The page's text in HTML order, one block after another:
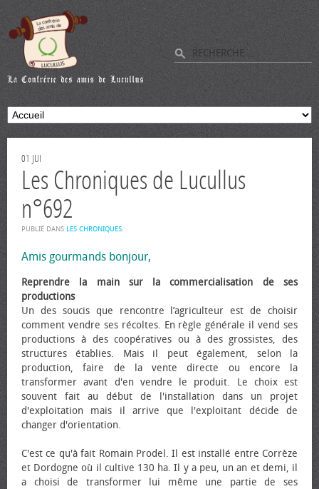
01 JUI
Les Chroniques de Lucullus
n°692
PUBLIÉ DANS LES CHRONIQUES.
Amis gourmands bonjour,
Reprendre la main sur la commercialisation de ses
productions
Un des soucis que rencontre l’agriculteur est de choisir
comment vendre ses récoltes. En règle générale il vend ses
productions à des coopératives ou à des grossistes, des
structures établies. Mais il peut également, selon la
production, faire de la vente directe ou encore la
transformer avant d'en vendre le produit. Le choix est
souvent fait au début de l'installation dans un projet
d'exploitation mais il arrive que l'exploitant décide de
changer d'orientation.
C'est ce qu'à fait Romain Prodel. Il est installé entre Corrèze
et Dordogne où il cultive 130 ha. Il y a peu, un an et demi, il
a choisi de transformer lui même une partie de ses